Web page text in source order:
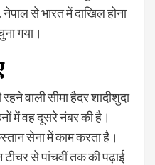
से भारत में दाखिल होना
गया।
वाली सीमा हैदर शादीशुदा
में वह दूसरे नंबर की है।
सेना में काम करता है।
से पांचवीं तक की पढ़ाई